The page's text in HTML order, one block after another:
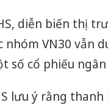
diễn biến thị
nhóm VN30 vẫn
số cổ phiếu
lưu ý rằng